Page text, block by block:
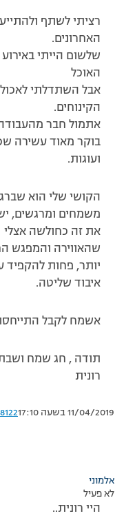
רציתי לשתף
האחרונים.
שלשום הייתי
האוכל
אבל השתדלתי
הקינוחים.
אתמול חבר מהעבודה
בוקר מאוד עשירה
ועוגות.
הקושי שלי הוא
משמחים ומרגשים,
את זה כחולשה אצלי
שהאווירה והמפגש
יותר, פחות להקפיד
איבוד שליטה.
אשמח לקבל
תודה , חג שמח
רונית
11/04/2019 בשעה 17:10
אלמוני
לא פעיל
היי רונית..